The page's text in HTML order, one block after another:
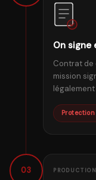
On signe
Contrat de
mission
03 PRODUCTION